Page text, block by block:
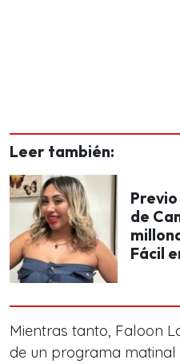
Leer también:
de
Fácil
Mientras tanto, Faloon
de un programa matinal